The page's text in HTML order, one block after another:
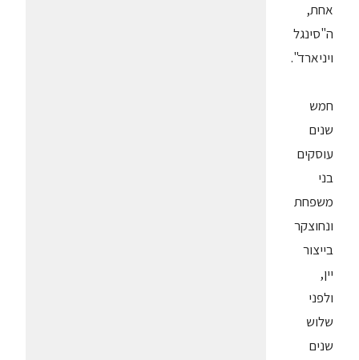
אחת,
ה"סינגל
ויניארד".
חמש
שנים
עוסקים
בני
משפחת
ונחוצקר
בייצור
יין,
ולפני
שלוש
שנים